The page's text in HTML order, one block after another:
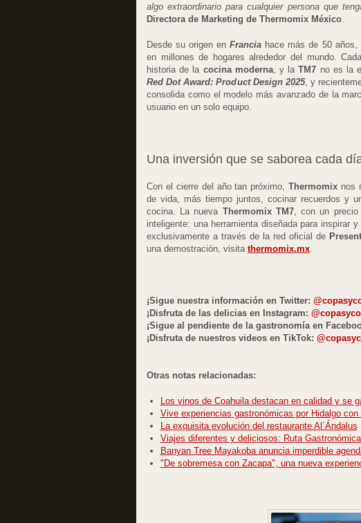
algo extraordinario para cualquier persona que
Directora de Marketing de Thermomix México
Desde su origen enFrancia hace más de 50 años,
en millones de hogares alrededor del mundo.
historia de la cocina moderna, y laTM7 no es la
Red Dot Award: Product Design 2025, y
consolida como el modelo más avanzado de la
usuario en un solo equipo.
Una inversión que se saborea cada
Con el cierre del año tan próximo,Thermomix nos
de vida, más tiempo juntos, cocinar recuerdos y
cocina. La nueva Thermomix TM7, con un
inteligente: una herramienta diseñada para inspirar
exclusivamente a través de la red oficial de
una demostración, visita thermomix.mx
¡Sigue nuestra información en Twitter:
¡Disfruta de las delicias en Instagram:
¡Sigue al pendiente de la gastronomía en
¡Disfruta de nuestros videos en TikTok:
Otras notas relacionadas:
Los vinos de Coahuila destacan en calidad y se
Vive experiencias gastronómicas por Hidalgo
La exquisita evolución del restaurante Al´Ándalus
Viajes diferentes y deliciosos: Ruta
Banyan Tree Mayakoba anuncia imperdible
"De sobremesa con Zacapa", una nueva